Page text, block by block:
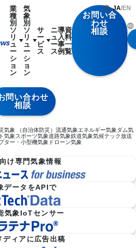
業
種
別
ソ
リ
ュ
ー
シ
ョ
ン
気
象
別
ソ
リ
ュ
ー
シ
ョ
ン
サ
ー
ビ
ス
ニ
ュ
ー
ス
導
入
事
例
資
料
一
覧
お問い合
わせ
相談
問い合わせ
相談
気象 （自治体防災） 流通気象エネルギー気象ダム気
気象スポーツ気象道路気象鉄道気象気候テック放送
ター・小型機気象 ドローン気象
け専門気象情報
データをAPIで
気象IoTセンサー
ディアに広告出稿
JA/EN